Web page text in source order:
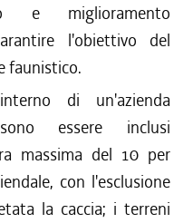
e miglioramento
l'obiettivo del
faunistico.
di un'azienda
essere inclusi
massima del 10 per
con l'esclusione
la caccia; i terreni